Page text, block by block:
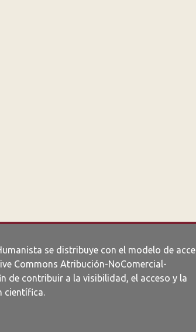
se distribuye con el modelo de
Commons Atribución-NoComercial-
de contribuir a la visibilidad, el acceso y la
científica.